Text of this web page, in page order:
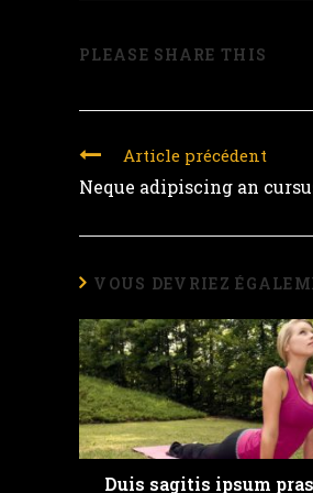
PLEASE SHARE THIS
Continuer
la
Article précédent
Neque adipiscing an
VOUS DEVRIEZ
Duis sagitis ipsum